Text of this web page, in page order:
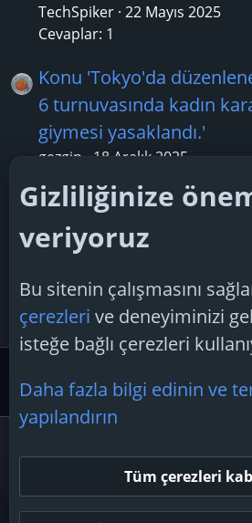
TechSpiker 22 Mayıs 2025
Cevaplar: 1
Konu 'Tokyo'da
6 turnuvasında kadın
giymesi yasaklandı.'
gezgin 18 Aralık 2025
Konu 'Apple, en son iOS
sürümündeki haberler
özetlerini duraklatıyor'
Boreas28 17 Ocak 2025
Cevaplar: 3
Güvenlik Merkezi ve Teknoloji
Şartlar ve kurallar
Yardım
Ana
Gizliliğinize
veriyoruz
Bu sitenin çalışmasını
çerezleri ve deneyiminizi
isteğe bağlı çerezleri
Daha fazla bilgi edinin ve
yapılandırın
Tüm çerezleri